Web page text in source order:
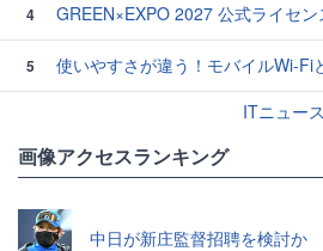
4 GREEN×EXPO 2027 公式ライセンス商品！初の「トゥンク
5
使いやすさが違う！モバイルWi-Fiとネ
ITニュー
画像アクセスランキング
中日が新庄監督招聘を検討か